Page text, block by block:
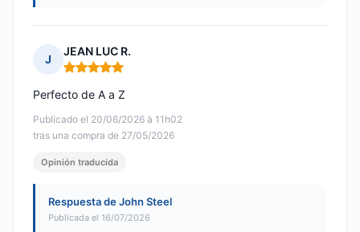
J
JEAN LUC R.
Nota: 5 de 5
Publicado el 20/06/2026 à 11h02
tras una compra de 27/05/2026
Perfecto de A a Z
Opinión traducida
Respuesta de John Steel
Publicada el 16/07/2026